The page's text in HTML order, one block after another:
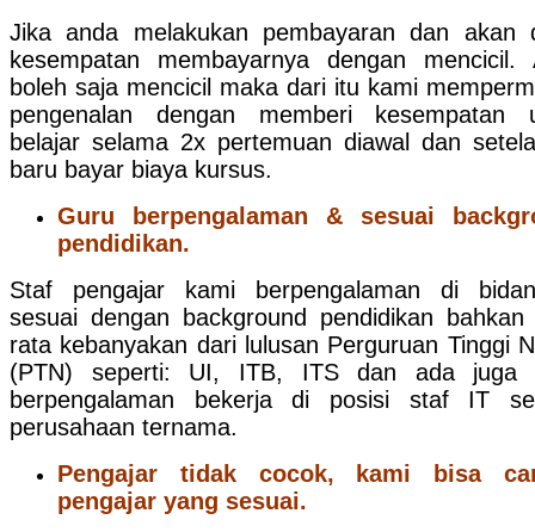
Jika anda melakukan pembayaran dan akan
kesempatan membayarnya dengan mencicil.
boleh saja mencicil maka dari itu kami
pengenalan dengan memberi kesempatan
belajar selama 2x pertemuan diawal dan
baru bayar biaya kursus.
Guru berpengalaman & sesuai
pendidikan.
Staf pengajar kami berpengalaman di
sesuai dengan background pendidikan bahkan
rata kebanyakan dari lulusan Perguruan Tinggi
(PTN) seperti: UI, ITB, ITS dan ada juga
berpengalaman bekerja di posisi staf IT
perusahaan ternama.
Pengajar tidak cocok, kami bisa
pengajar yang sesuai.